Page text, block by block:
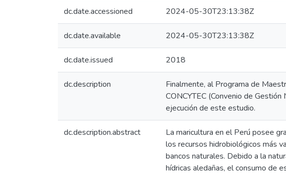
dc.date.accessioned 2024-05-30T23:13:38Z
dc.date.available 2024-05-30T23:13:38Z
dc.date.issued 2018
dc.description
Finalmente, al Programa de
CONCYTEC (Convenio de
ejecución de este estudio.
dc.description.abstract
La maricultura en el Perú posee
los recursos hidrobiológicos más
bancos naturales. Debido a la
hídricas aledañas, el consumo de